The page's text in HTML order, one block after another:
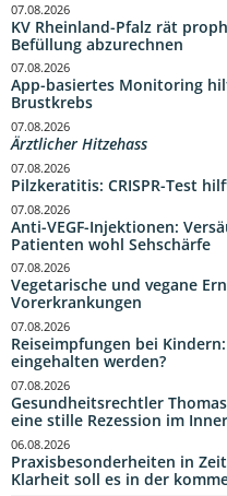
KV Rheinland-Pfalz rät
Befüllung abzurechnen
07.08.2026
App-basiertes Monitoring
Brustkrebs
07.08.2026
Ärztlicher Hitzehass
07.08.2026
Pilzkeratitis: CRISPR-Test
07.08.2026
Anti-VEGF-Injektionen:
Patienten wohl Sehschärfe
07.08.2026
Vegetarische und vegane
Vorerkrankungen
07.08.2026
Reiseimpfungen bei
eingehalten werden?
07.08.2026
Gesundheitsrechtler
eine stille Rezession im
07.08.2026
Praxisbesonderheiten in
Klarheit soll es in der
06.08.2026